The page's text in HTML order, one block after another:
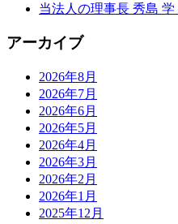
当法人の理事長 秀島
アーカイブ
2026年8月
2026年7月
2026年6月
2026年5月
2026年4月
2026年3月
2026年2月
2026年1月
2025年12月